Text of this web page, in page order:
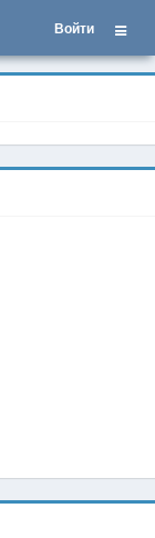
Войти